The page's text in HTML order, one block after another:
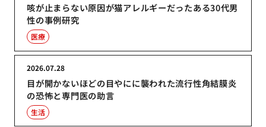
咳が止まらない原因が猫アレルギーだったある30代男
性の事例研究
医療
目が開かないほどの目やにに襲われた流行性角結膜炎
の恐怖と専門医の助言
2026.07.28
生活